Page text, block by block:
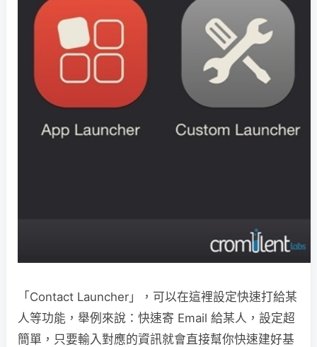
「Contact Launcher」，可以在這裡設定快速打給某
人等功能，舉例來說：快速寄 Email 給某人，設定超
簡單，只要輸入對應的資訊就會直接幫你快速建好基